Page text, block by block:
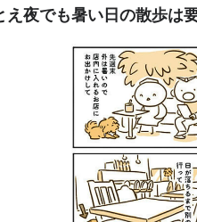
え夜でも暑い日の散歩は